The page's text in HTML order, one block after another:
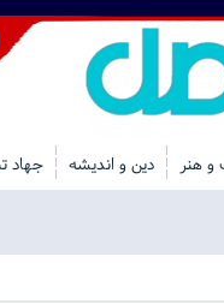
و هنر دین و اندیشه جهاد